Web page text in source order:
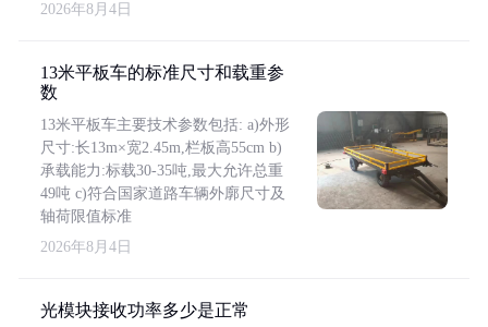
2026年8月4日
13米平板车的标准尺寸和载重参
数
13米平板车主要技术参数包括: a)外形
尺寸:长13m×宽2.45m,栏板高55cm b)
承载能力:标载30-35吨,最大允许总重
49吨 c)符合国家道路车辆外廓尺寸及
轴荷限值标准
2026年8月4日
光模块接收功率多少是正常